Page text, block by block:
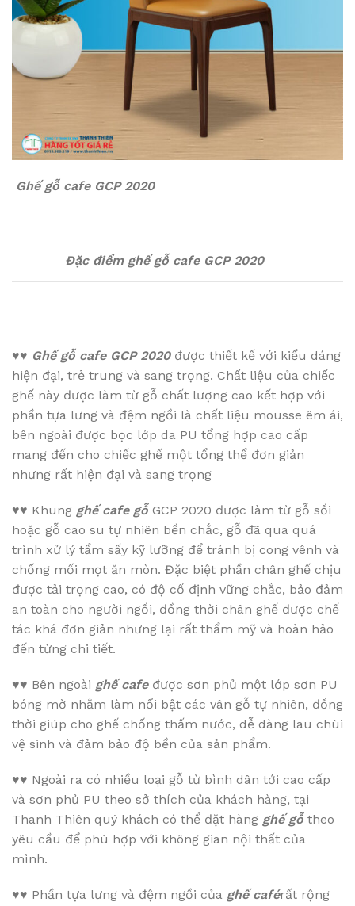
Ghế gỗ cafe GCP 2020
Đặc điểm ghế gỗ cafe GCP 2020
♥♥ Ghế gỗ cafe GCP 2020được thiết kế với kiểu dáng
hiện đại, trẻ trung và sang trọng. Chất liệu của chiếc
ghế này được làm từ gỗ chất lượng cao kết hợp với
phần tựa lưng và đệm ngồi là chất liệu mousse êm ái,
bên ngoài được bọc lớp da PU tổng hợp cao cấp
mang đến cho chiếc ghế một tổng thể đơn giản
nhưng rất hiện đại và sang trọng
♥♥ Khung ghế cafe gỗ GCP 2020 được làm từ gỗ sồi
hoặc gỗ cao su tự nhiên bền chắc, gỗ đã qua quá
trình xử lý tẩm sấy kỹ lưỡng để tránh bị cong vênh và
chống mối mọt ăn mòn. Đặc biệt phần chân ghế chịu
được tải trọng cao, có độ cố định vững chắc, bảo đảm
an toàn cho người ngồi, đồng thời chân ghế được chế
tác khá đơn giản nhưng lại rất thẩm mỹ và hoàn hảo
đến từng chi tiết.
♥♥ Bên ngoài ghế cafeđược sơn phủ một lớp sơn PU
bóng mờ nhằm làm nổi bật các vân gỗ tự nhiên, đồng
thời giúp cho ghế chống thấm nước, dễ dàng lau chùi
vệ sinh và đảm bảo độ bền của sản phẩm.
♥♥ Ngoài ra có nhiều loại gỗ từ bình dân tới cao cấp
và sơn phủ PU theo sở thích của khách hàng, tại
Thanh Thiên quý khách có thể đặt hàng ghế gỗ theo
yêu cầu để phù hợp với không gian nội thất của
mình.
♥♥ Phần tựa lưng và đệm ngồi của ghế caférất rộng